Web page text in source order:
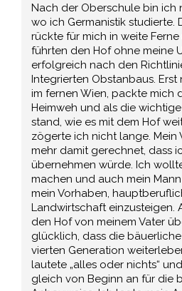
Nach der Oberschule bin ich
wo ich Germanistik studierte.
rückte für mich in weite
führten den Hof ohne meine
erfolgreich nach den
Integrierten Obstanbaus. Erst
im fernen Wien, packte mich
Heimweh und als die
stand, wie es mit dem Hof
zögerte ich nicht lange. Mein
mehr damit gerechnet, dass
übernehmen würde. Ich
machen und auch mein
mein Vorhaben,
Landwirtschaft einzusteigen.
den Hof von meinem Vater
glücklich, dass die
vierten Generation
lautete „alles oder nichts“
gleich von Beginn an für die